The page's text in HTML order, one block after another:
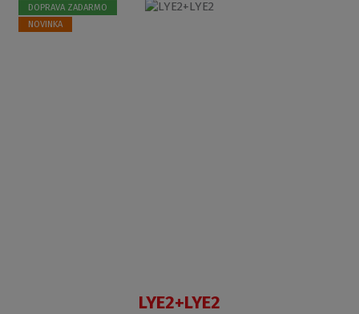
DOPRAVA ZADARMO
NOVINKA
LYE2+LYE2